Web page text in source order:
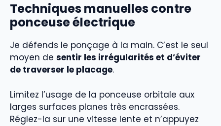
Techniques manuelles contre
ponceuse électrique
Je défends le ponçage à la main. C’est le seul
moyen de sentir les irrégularités et d’éviter
de traverser le placage.
Limitez l’usage de la ponceuse orbitale aux
larges surfaces planes très encrassées.
Réglez-la sur une vitesse lente et n’appuyez